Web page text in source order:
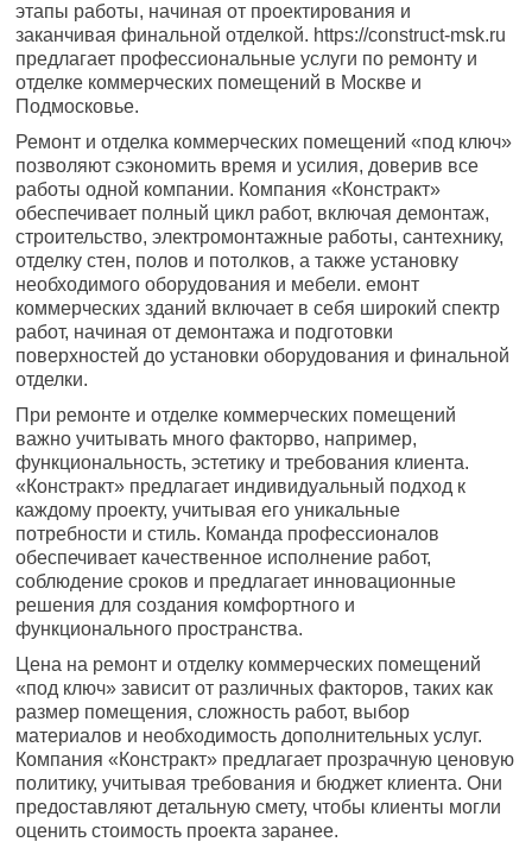
этапы работы, начиная от проектирования и
заканчивая финальной отделкой. https://construct-msk.ru
предлагает профессиональные услуги по ремонту и
отделке коммерческих помещений в Москве и
Подмосковье.
Ремонт и отделка коммерческих помещений «под ключ»
позволяют сэкономить время и усилия, доверив все
работы одной компании. Компания «Констракт»
обеспечивает полный цикл работ, включая демонтаж,
строительство, электромонтажные работы, сантехнику,
отделку стен, полов и потолков, а также установку
необходимого оборудования и мебели. емонт
коммерческих зданий включает в себя широкий спектр
работ, начиная от демонтажа и подготовки
поверхностей до установки оборудования и финальной
отделки.
При ремонте и отделке коммерческих помещений
важно учитывать много факторво, например,
функциональность, эстетику и требования клиента.
«Констракт» предлагает индивидуальный подход к
каждому проекту, учитывая его уникальные
потребности и стиль. Команда профессионалов
обеспечивает качественное исполнение работ,
соблюдение сроков и предлагает инновационные
решения для создания комфортного и
функционального пространства.
Цена на ремонт и отделку коммерческих помещений
«под ключ» зависит от различных факторов, таких как
размер помещения, сложность работ, выбор
материалов и необходимость дополнительных услуг.
Компания «Констракт» предлагает прозрачную ценовую
политику, учитывая требования и бюджет клиента. Они
предоставляют детальную смету, чтобы клиенты могли
оценить стоимость проекта заранее.